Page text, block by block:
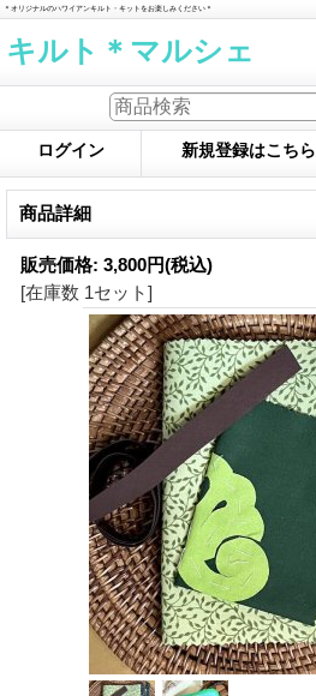
＊オリジナルのハワイアンキルト・キットをお楽しみください＊
キルト＊マルシェ
ログイン 新規登録はこちら
商品詳細
販売価格: 3,800円(税込)
[在庫数 1セット]